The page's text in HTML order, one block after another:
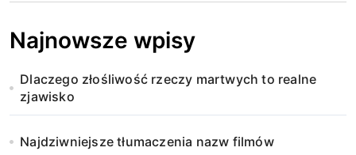
Najnowsze wpisy
Dlaczego złośliwość rzeczy martwych to realne
zjawisko
Najdziwniejsze tłumaczenia nazw filmów